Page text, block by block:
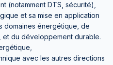
(notamment DTS, sécurité),
et sa mise en application
domaines énergétique, de
du développement durable.
avec les autres directions